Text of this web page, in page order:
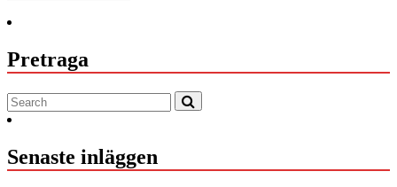
Pretraga
Senaste inläggen